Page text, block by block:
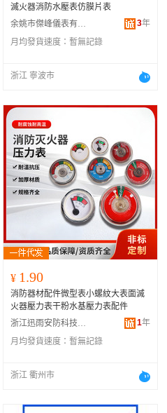
贵州 西藏
滅火器消防水壓表仿膜片表
余姚市傑峰儀表有限公司
3年
月均發貨速度： 暫無記錄
浙江 寧波市
¥ 1.90
消防器材配件微型表小螺紋大表面滅
火器壓力表干粉水基壓力表配件
浙江迅雨安防科技有限公司
1年
月均發貨速度： 暫無記錄
浙江 衢州市